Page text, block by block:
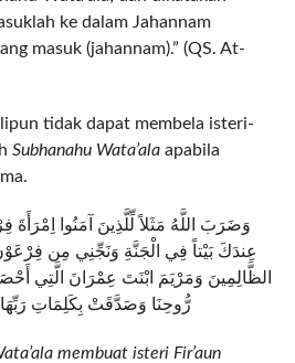
ke dalam Jahannam
masuk (jahannam).” (QS. At-
tidak dapat membela isteri-
Subhanahu Wata’alaapabila
وَضَرَبَ اللَّهُ مَثَلاً لِّلَّذِينَ آمَنُوا
عِندَكَ بَيْتاً فِي الْجَنَّةِ وَنَجِّنِي مِن
الظَّالِمِينَ وَمَرْيَمَ ابْنَتَ عِمْرَانَ الَّتِي
رُّوحِنَا وَصَدَّقَتْ بِكَلِمَاتِ رَبِّهَا
membuat isteri Fir’aun